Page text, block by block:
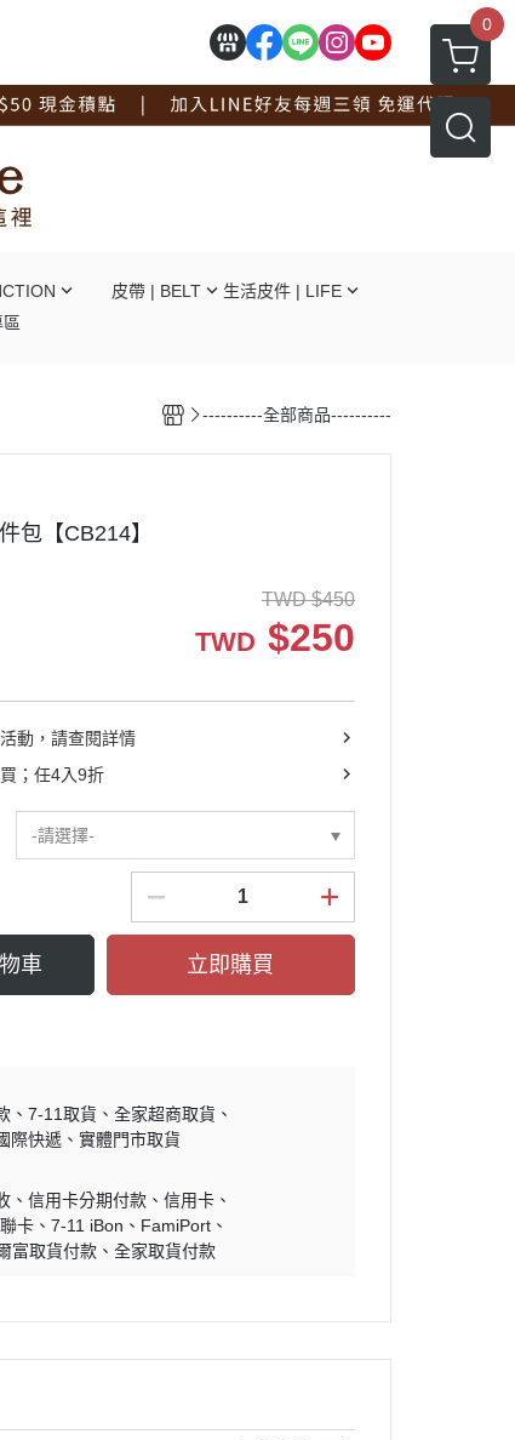
0
皮帶 | BELT
┕對釦
生活皮件 | LIFE
┕ 工作圍裙
┕ 面紙盒杯墊
┕ 手機殼系列
----------全部商品----------
包【CB214】
TWD $450
TWD $250
動，請查閱詳情
；任4入9折
-請選擇-
車 立即購買
7-11取貨
全家超商取貨
際快遞
實體門市取貨
信用卡分期付款
信用卡
卡 7-11 iBon
FamiPort
富取貨付款 全家取貨付款